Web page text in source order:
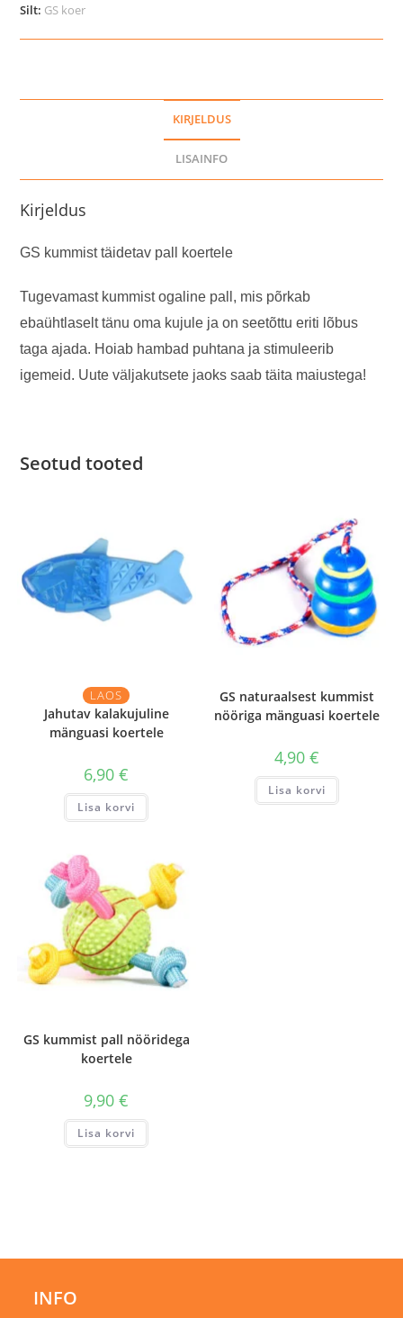
koertele
Silt: GS koer
KIRJELDUS
LISAINFO
Kirjeldus
GS kummist täidetav pall koertele
Tugevamast kummist ogaline pall, mis põrkab
ebaühtlaselt tänu oma kujule ja on seetõttu eriti lõbus
taga ajada. Hoiab hambad puhtana ja stimuleerib
igemeid. Uute väljakutsete jaoks saab täita maiustega!
Seotud tooted
LAOS
Jahutav kalakujuline
mänguasi koertele
6,90€
Lisa korvi
GS naturaalsest kummist
nööriga mänguasi koertele
4,90 €
Lisa korvi
GS kummist pall nööridega
koertele
9,90€
Lisa korvi
INFO